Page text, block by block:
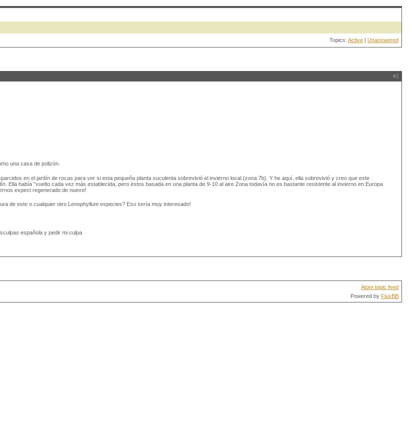
Topics: Active | Unanswered
#1
una casa de polizón.
en el jardín de rocas para ver si esta pequeña planta suculenta sobrevivió el invierno local (zona 7b). Y he aquí, ella sobrevivió y creo que este
Ella había "vuelto cada vez más establecida, pero éstos basada en una planta de 9-10 al aire Zona todavía no es bastante resistente al invierno en Europa
expect regenerado de nuevo!
de este o cualquier otro Lenophyllum especies? Eso sería muy interesado!
española y pedir mi culpa
Atom topic feed
Powered by FluxBB